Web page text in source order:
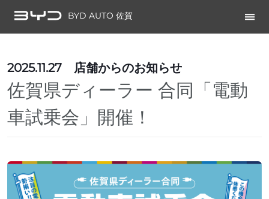
BYD AUTO 佐賀
2025.11.27 店舗からのお知らせ
佐賀県ディーラー 合同「電動
車試乗会」開催！